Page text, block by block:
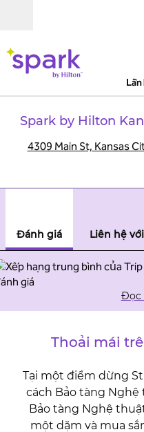
Spark by Hilton
4309 Main St, Kansas
Đánh giá Liên hệ
Đọc
Thoải mái
Tại một điểm dừng
cách Bảo tàng
Bảo tàng Nghệ
một dặm và mua